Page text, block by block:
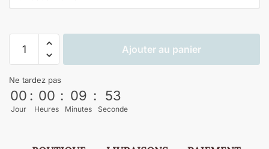
Ajouter au panier
Ne tardez pas
00
Jour
: 00
Heures
: 09
Minutes
: 53
Seconde